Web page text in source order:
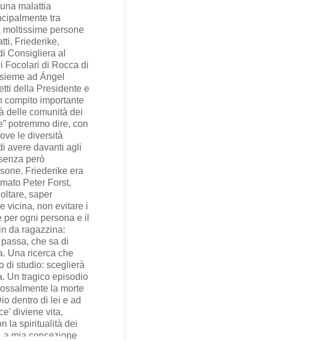
malattia
tra
moltissime persone
Friederike,
Consigliera al
Focolari di Rocca di
ad Ángel
della Presidente e
compito importante
delle comunità dei
potremmo dire, con
le diversità
avere davanti agli
però
Friederike era
Peter Forst,
saper
vicina, non evitare i
ogni persona e il
da ragazzina:
che sa di
Una ricerca che
di studio: sceglierà
Un tragico episodio
la morte
dentro di lei e ad
diviene vita,
la spiritualità dei
mia concezione